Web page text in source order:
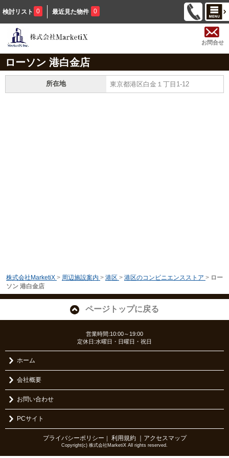
検討リスト 0 最近見た物件 0
お問合せ
ローソン 港白金店
所在地 東京都港区白金１丁目1-12
株式会社MarketiX > 周辺施設案内 > 港区 > 港区のコンビニエンスストア > ロー
ソン 港白金店
ページトップに戻る
営業時間:10:00～19:00
定休日:水曜日・日曜日・祝日
ホーム
会社概要
お問い合わせ
PCサイト
プライバシーポリシー ｜ 利用規約 ｜アクセスマップ
Copyright(c) 株式会社MarketiX All rights reserved.